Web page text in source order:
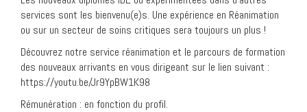
services sont les bienvenu(e)s. Une expérience en Réanimation
ou sur un secteur de soins critiques sera toujours un plus !
Découvrez notre service réanimation et le parcours de formation
des nouveaux arrivants en vous dirigeant sur le lien suivant :
https://youtu.be/Jr9YpBW1K98
Rémunération : en fonction du profil.